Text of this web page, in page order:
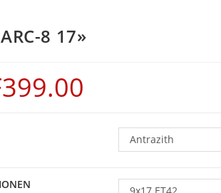
8 17»
399.00
Antrazith